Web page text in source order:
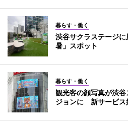
暮らす・働く
渋谷サクラステージ
暑」スポット
暮らす・働く
観光客の顔写真が渋
ジョンに 新サービス